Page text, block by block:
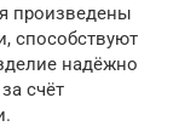
произведены
способствуют
надёжно
счёт